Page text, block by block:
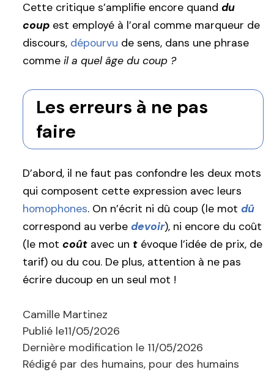
Cette critique s’amplifie encore quand du
coup est employé à l’oral comme marqueur de
discours, dépourvu de sens, dans une phrase
comme il a quel âge du coup ?
Les erreurs à ne pas
faire
D’abord, il ne faut pas confondre les deux mots
qui composent cette expression avec leurs
homophones. On n’écrit ni dû coup (le mot dû
correspond au verbe devoir), ni encore du coût
(le mot coût avec un t évoque l’idée de prix, de
tarif) ou du cou. De plus, attention à ne pas
écrire ducoup en un seul mot !
Camille Martinez
Publié le11/05/2026
Dernière modification le 11/05/2026
Rédigé par des humains, pour des humains